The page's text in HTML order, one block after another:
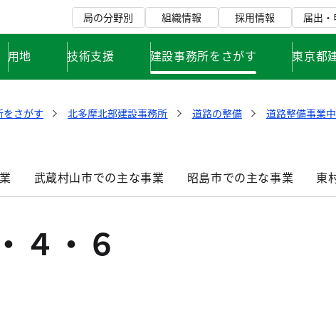
局の分野別 組織情報 採用情報 届出
用地 技術支援 建設事務所をさがす 東京都
をさがす 北多摩北部建設事務所 道路の整備 道路整備事業
武蔵村山市での主な事業 昭島市での主な事業 東
４・６